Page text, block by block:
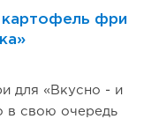
картофель фри
для «Вкусно - и
в свою очередь